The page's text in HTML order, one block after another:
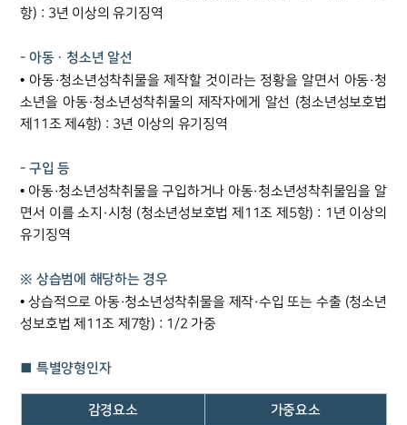
항) : 3년 이상의 유기징역
- 아동ㆍ청소년 알선
• 아동·청소년성착취물을 제작할 것이라는 정황을 알면서 아동·청
소년을 아동·청소년성착취물의 제작자에게 알선 (청소년성보호법
제11조 제4항) : 3년 이상의 유기징역
- 구입 등
• 아동·청소년성착취물을 구입하거나 아동·청소년성착취물임을 알
면서 이를 소지·시청 (청소년성보호법 제11조 제5항) : 1년 이상의
유기징역
※ 상습범에 해당하는 경우
• 상습적으로 아동·청소년성착취물을 제작·수입 또는 수출 (청소년
성보호법 제11조 제7항) : 1/2 가중
■ 특별양형인자
감경요소 가중요소